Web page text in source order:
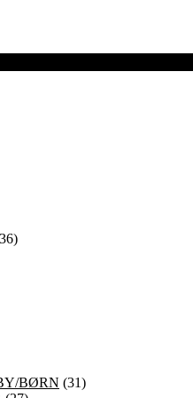
BØRN (31)